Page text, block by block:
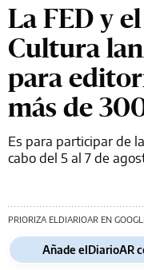
La FED y
Cultura
para
más de
Es para participar de
cabo del 5 al 7 de
PRIORIZA ELDIARIOAR EN
Añade elDiarioAR